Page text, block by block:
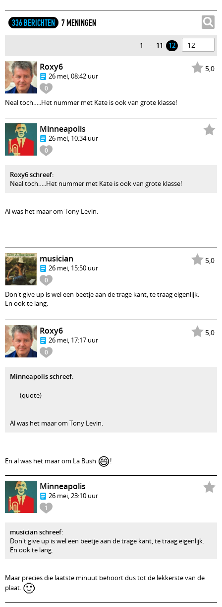
336 BERICHTEN 7 MENINGEN
1 ... 11 12
5,0
0
Roxy6
26 mei, 08:42 uur
Neal toch…..Het nummer met Kate is ook van grote klasse!
0
Minneapolis
26 mei, 10:34 uur
Roxy6 schreef:
Neal toch…..Het nummer met Kate is ook van grote klasse!
Al was het maar om Tony Levin.
5,0
0
musician
26 mei, 15:50 uur
Don't give up is wel een beetje aan de trage kant, te traag eigenlijk.
En ook te lang.
5,0
0
Roxy6
26 mei, 17:17 uur
Minneapolis schreef:
(quote)
Al was het maar om Tony Levin.
En al was het maar om La Bush 😄!
1
Minneapolis
26 mei, 23:10 uur
musician schreef:
Don't give up is wel een beetje aan de trage kant, te traag eigenlijk.
En ook te lang.
Maar precies die laatste minuut behoort dus tot de lekkerste van de
plaat. 🙂